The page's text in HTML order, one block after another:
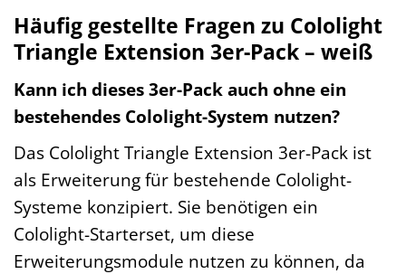
Häufig gestellte Fragen zu Cololight
Triangle Extension 3er-Pack – weiß
Kann ich dieses 3er-Pack auch ohne ein
bestehendes Cololight-System nutzen?
Das Cololight Triangle Extension 3er-Pack ist
als Erweiterung für bestehende Cololight-
Systeme konzipiert. Sie benötigen ein
Cololight-Starterset, um diese
Erweiterungsmodule nutzen zu können, da